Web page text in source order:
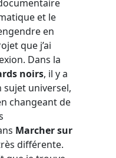
et le
en
que j’ai
Dans la
noirs, il y a
sujet universel,
changeant de
Marcher sur
différente.